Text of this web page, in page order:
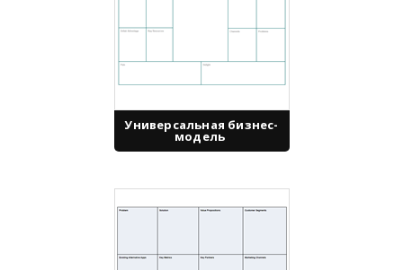
Универсальная бизнес-
модель